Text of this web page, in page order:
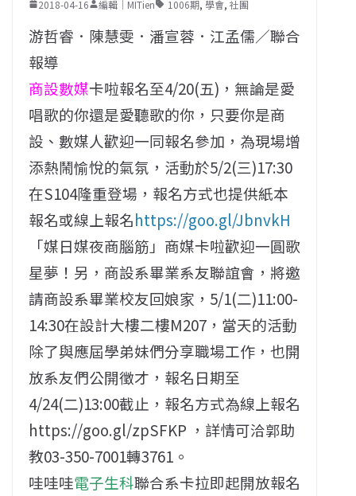
2018-04-16 編輯｜MITien 1006期, 學會, 社團
游哲睿．陳慧雯．潘宣蓉．江孟儒／聯合
報導
商設數媒卡啦報名至4/20(五)，無論是愛
唱歌的你還是愛聽歌的你，只要你是商
設、數媒人歡迎一同報名參加，為現場增
添熱鬧愉悅的氣氛，活動於5/2(三)17:30
在S104隆重登場，報名方式也提供紙本
報名或線上報名https://goo.gl/JbnvkH
「媒日媒夜商腦筋」商媒卡啦歡迎一圓歌
星夢！另，商設系畢業系友聯誼會，將邀
請商設系畢業校友回娘家，5/1(二)11:00-
14:30在設計大樓二樓M207，當天的活動
除了與應屆學弟妹們分享職場工作，也開
放系友們公開徵才，報名日期至
4/24(二)13:00截止，報名方式為線上報名
https://goo.gl/zpSFKP ，詳情可洽郭助
教03-350-7001轉3761。
哇哇哇電子生科聯合系卡拉即起開放報名